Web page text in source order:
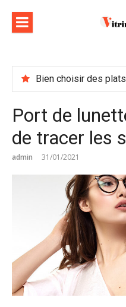
contenu
Port de
de tracer les
admin 31/01/2021